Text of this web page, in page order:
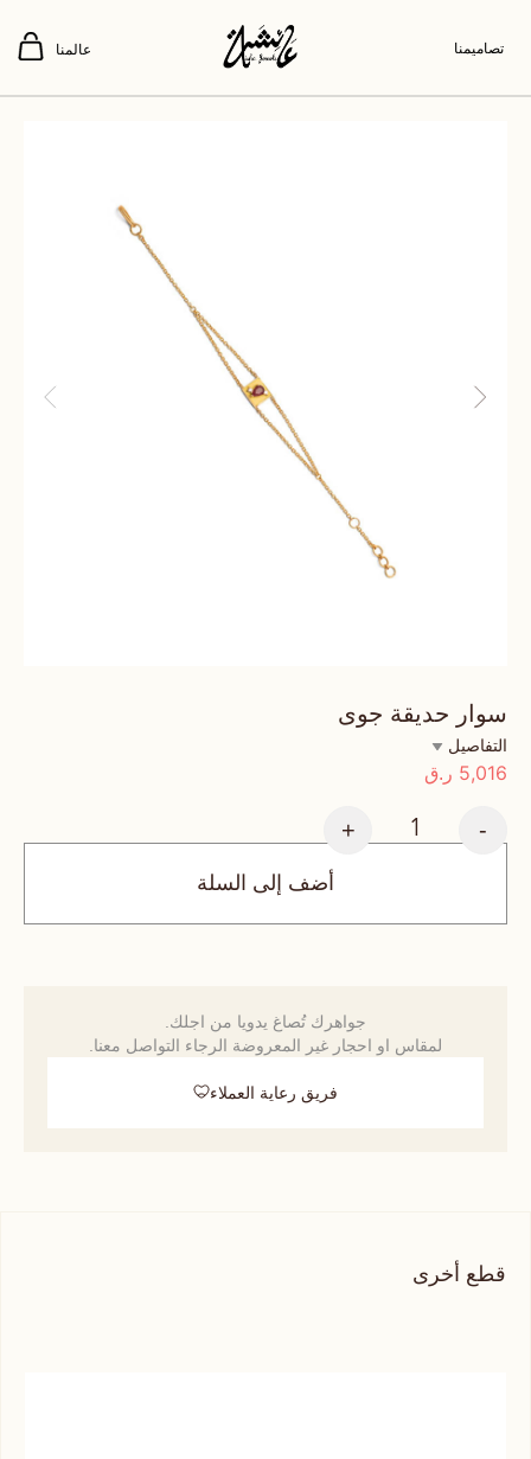
تصاميمنا عالمنا
سوار حديقة جوى
التفاصيل
5,016 ر.ق
-
+
أضف إلى السلة
جواهرك تُصاغ يدويا من اجلك.
لمقاس او احجار غير المعروضة الرجاء التواصل معنا.
فريق رعاية العملاء
قطع أخرى